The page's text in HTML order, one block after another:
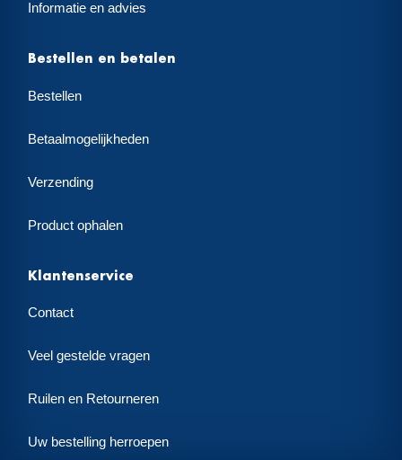
Informatie en advies
Bestellen en betalen
Bestellen
Betaalmogelijkheden
Verzending
Product ophalen
Klantenservice
Contact
Veel gestelde vragen
Ruilen en Retourneren
Uw bestelling herroepen